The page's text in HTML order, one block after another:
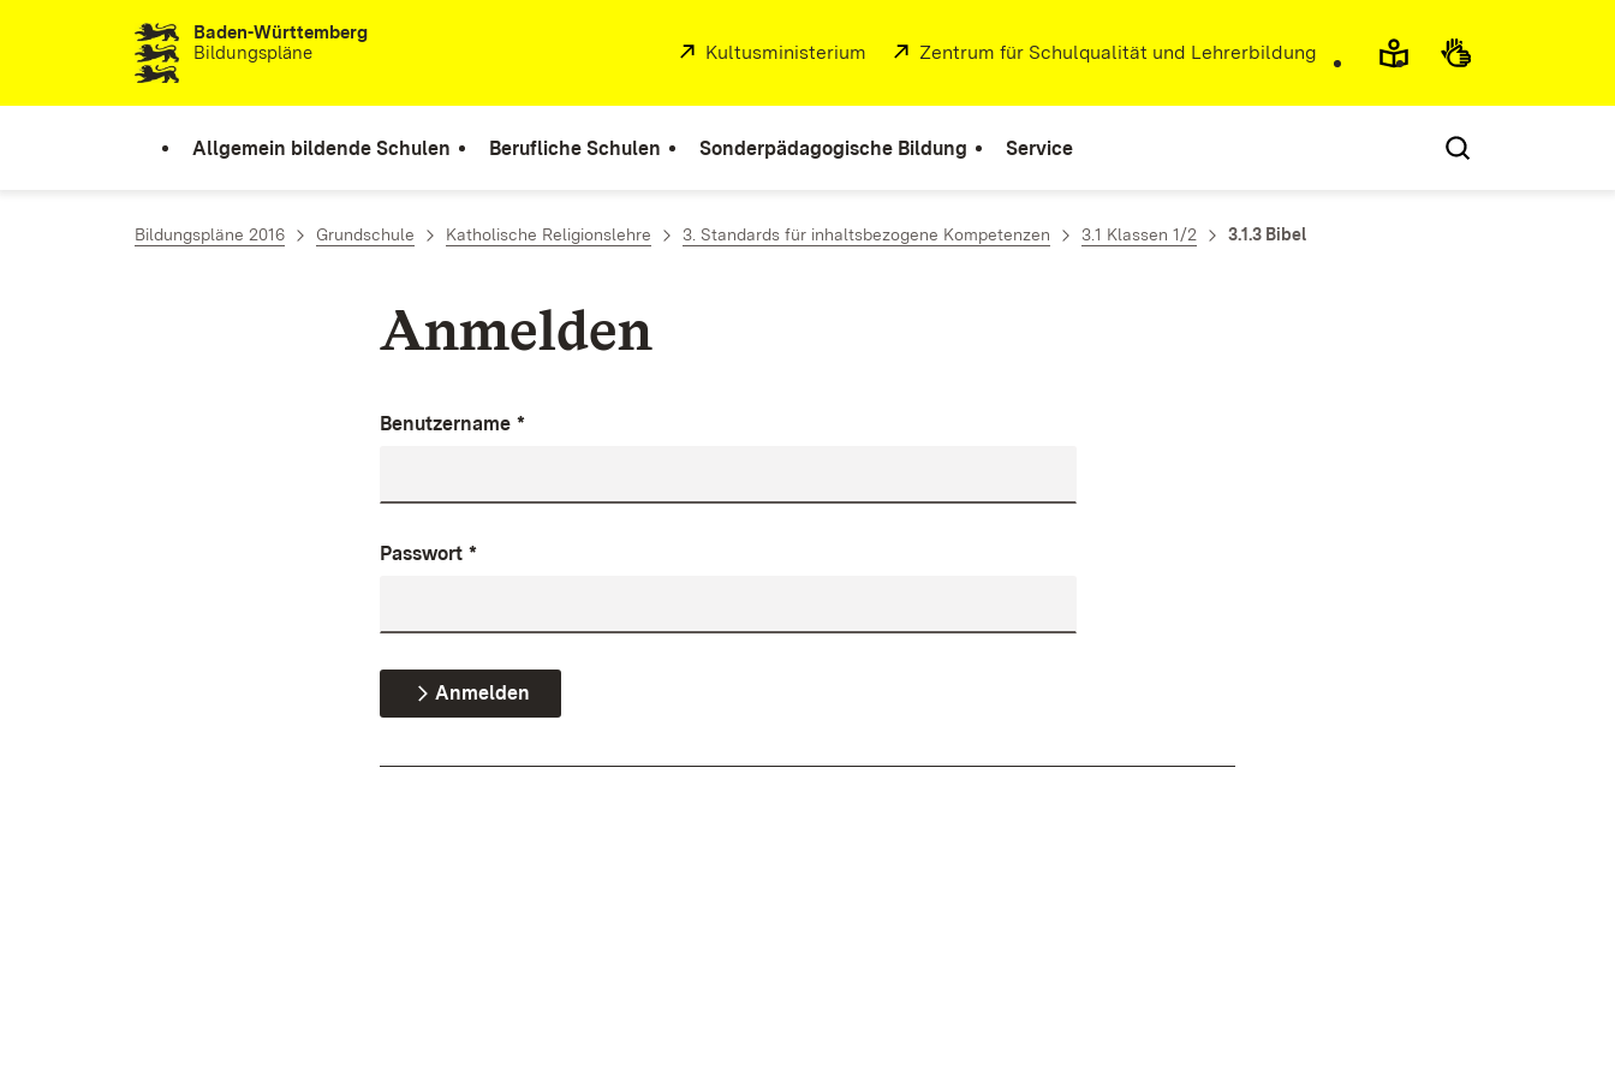
Zum Inhalt springenBaden-Württemberg
Bildungspläne
Extern:
Kultusministerium (Öffnet in neuem Fenster)
Extern:
Zentrum für Schulqualität und Lehrerbildung
Allgemein bildende Schulen Berufliche Schulen Sonderpädagogische Bildung Service
Bildungspläne 2016 Grundschule Katholische Religionslehre 3. Standards für inhaltsbezogene Kompetenzen 3.1 Klassen 1/2 3.1.3 Bibel
Anmelden
Benutzername *
Passwort *
Anmelden